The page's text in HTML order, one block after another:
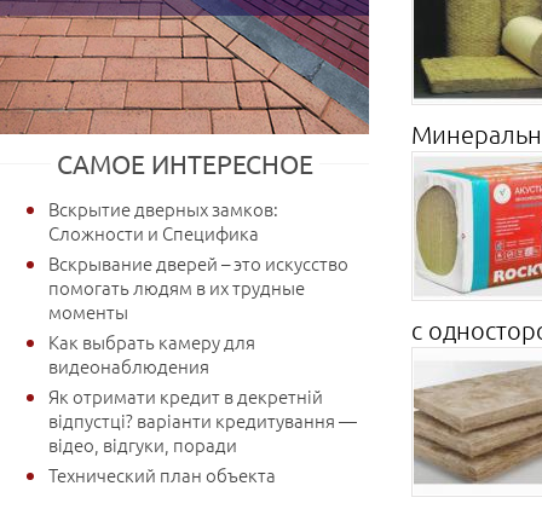
САМОЕ ИНТЕРЕСНОЕ
Вскрытие дверных замков:
Сложности и Специфика
Вскрывание дверей – это искусство
помогать людям в их трудные
моменты
Как выбрать камеру для
видеонаблюдения
Як отримати кредит в декретній
відпустці? варіанти кредитування —
відео, відгуки, поради
Технический план объекта
с